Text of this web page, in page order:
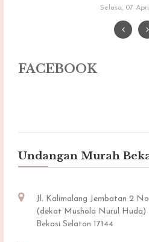
Minggu, 02
FACEBOOK
Undangan Murah
Jl. Kalimalang Jembatan 2
(dekat Mushola Nurul Huda)
Bekasi Selatan 17144